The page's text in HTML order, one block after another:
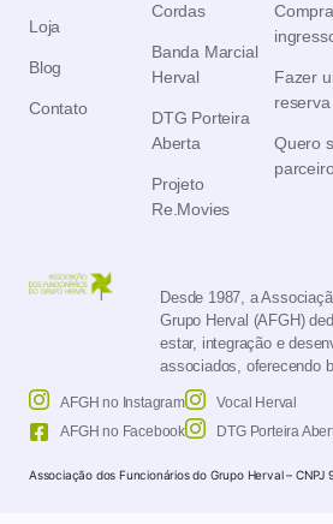
Desde 1987, a
Grupo Herval (AFGH)
estar, integração e
associados, oferecendo
AFGH no Instagram
AFGH no Facebook
Vocal Herval
DTG Porteira
Associação dos Funcionários do Grupo Herval – CNPJ
Loja
Blog
Contato
Cordas
Banda Marcial
Herval
DTG Porteira
Aberta
Projeto
Re.Movies
Fazer
reserva
Quero